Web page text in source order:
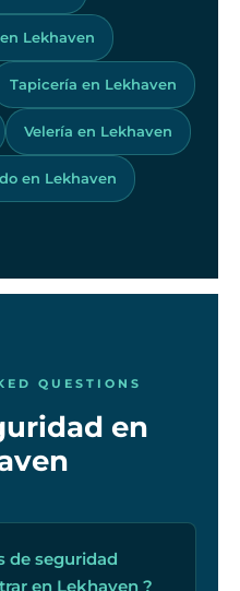
Lekhaven
Tapicería en Lekhaven
Velería en Lekhaven
en Lekhaven
QUESTIONS
en
de seguridad
en Lekhaven ?